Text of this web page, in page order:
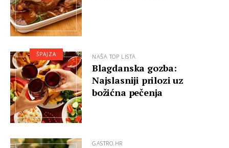
NAŠA TOP LISTA
Blagdanska gozba:
Najslasniji prilozi uz
božićna pečenja
ŠPAJZA
GASTRO.HR